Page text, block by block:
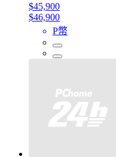
$45,900
$46,900
P幣